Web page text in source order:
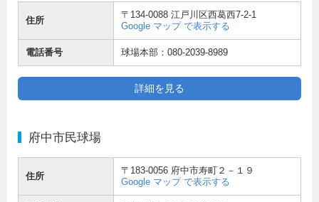
住所
〒134-0088 江戸川区西葛西7-2-1
Google マップ で表示する
電話番号 球場本部：080-2039-8989
詳細を見る
府中市民球場
住所
〒183-0056 府中市寿町２－１９
Google マップ で表示する